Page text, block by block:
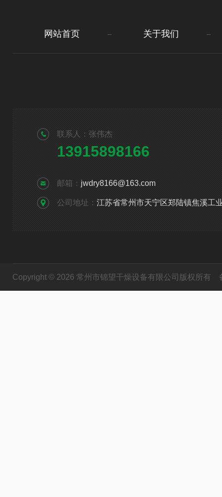
网站首页 关于我们
联系人：张伟杰
13915898166
邮箱： jwdry8166@163.com
公司地址： 江苏省常州市天宁区郑陆镇焦溪工
Copyright © 2026 常州市锦望干燥设备有限公司版权所有